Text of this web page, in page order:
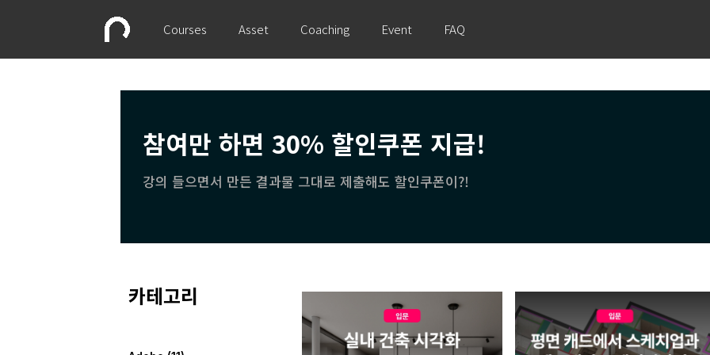
Courses Asset Coaching Event FAQ
참여만 하면 30% 할인쿠폰 지급!
강의 들으면서 만든 결과물 그대로 제출해도 할인쿠폰이?!
카테고리